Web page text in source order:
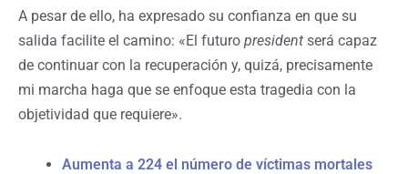
A pesar de ello, ha expresado su confianza en que su
salida facilite el camino: «El futuro president será capaz
de continuar con la recuperación y, quizá, precisamente
mi marcha haga que se enfoque esta tragedia con la
objetividad que requiere».
Aumenta a 224 el número de víctimas mortales